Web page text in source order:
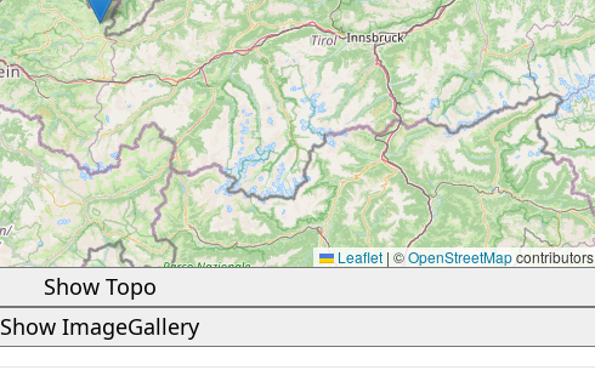
Leaflet | ©OpenStreetMapcontributors
Show Topo
Show ImageGallery